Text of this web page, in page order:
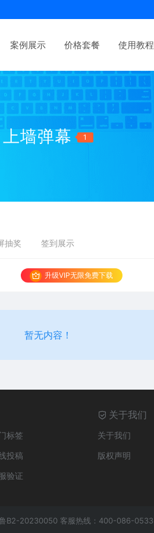
案例展示 价格套餐 使用教程
上墙弹幕 1
抽奖 签到展示
升级VIP无限免费下载
暂无内容！
标签
投稿
验证
关于我们
关于我们
版权声明
B2-20230050 客服热线：400-086-0533